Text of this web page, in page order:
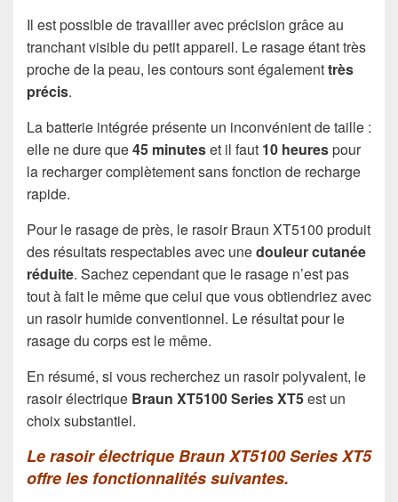
Il est possible de travailler avec précision grâce au
tranchant visible du petit appareil. Le rasage étant très
proche de la peau, les contours sont égalementtrès
précis.
La batterie intégrée présente un inconvénient de taille :
elle ne dure que45 minuteset il faut 10 heurespour
la recharger complètement sans fonction de recharge
rapide.
Pour le rasage de près, le rasoir Braun XT5100 produit
des résultats respectables avec unedouleur cutanée
réduite. Sachez cependant que le rasage n’est pas
tout à fait le même que celui que vous obtiendriez avec
un rasoir humide conventionnel. Le résultat pour le
rasage du corps est le même.
En résumé, si vous recherchez un rasoir polyvalent, le
rasoir électrique Braun XT5100 Series XT5est un
choix substantiel.
Le rasoir électrique Braun XT5100 Series XT5
offre les fonctionnalités suivantes.